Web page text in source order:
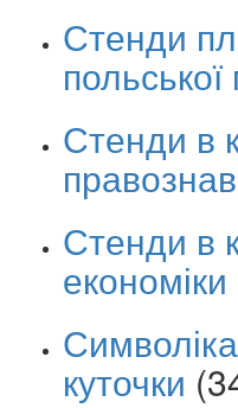
Стенди
Стенди в
Стенди в
економіки
куточки